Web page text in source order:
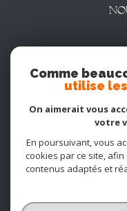
Comme
utilise
On aimerait vous
votre
En poursuivant, vous
cookies par ce site,
contenus adaptés et